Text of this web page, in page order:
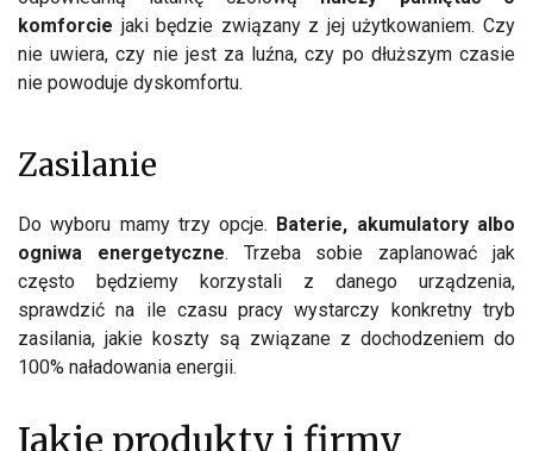
komforcie jaki będzie związany z jej użytkowaniem. Czy
nie uwiera, czy nie jest za luźna, czy po dłuższym czasie
nie powoduje dyskomfortu.
Zasilanie
Do wyboru mamy trzy opcje. Baterie, akumulatory albo
ogniwa energetyczne. Trzeba sobie zaplanować jak
często będziemy korzystali z danego urządzenia,
sprawdzić na ile czasu pracy wystarczy konkretny tryb
zasilania, jakie koszty są związane z dochodzeniem do
100% naładowania energii.
Jakie produkty i firmy